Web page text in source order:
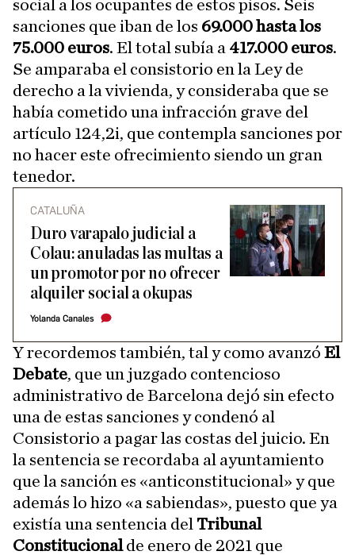
social a los ocupantes de estos pisos. Seis
sanciones que iban de los 69.000 hasta los
75.000 euros. El total subía a 417.000 euros.
Se amparaba el consistorio en la Ley de
derecho a la vivienda, y consideraba que se
había cometido una infracción grave del
artículo 124,2i, que contempla sanciones por
no hacer este ofrecimiento siendo un gran
tenedor.
CATALUÑA
Duro varapalo judicial a
Colau: anuladas las multas a
un promotor por no ofrecer
alquiler social a okupas
Yolanda Canales
Y recordemos también, tal y como avanzó El
Debate, que un juzgado contencioso
administrativo de Barcelona dejó sin efecto
una de estas sanciones y condenó al
Consistorio a pagar las costas del juicio. En
la sentencia se recordaba al ayuntamiento
que la sanción es «anticonstitucional» y que
además lo hizo «a sabiendas», puesto que ya
existía una sentencia del Tribunal
Constitucionalde enero de 2021 que